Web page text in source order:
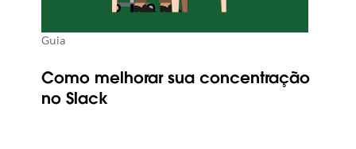
Guia
Como melhorar sua concentração
no Slack